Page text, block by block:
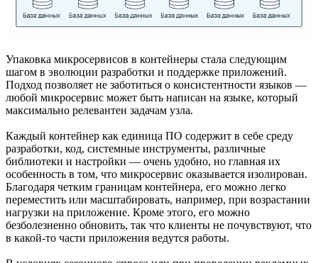
Упаковка микросервисов в контейнеры стала следующим
шагом в эволюции разработки и поддержке приложений.
Подход позволяет не заботиться о консистентности языков —
любой микросервис может быть написан на языке, который
максимально релевантен задачам узла.
Каждый контейнер как единица ПО содержит в себе среду
разработки, код, системные инструменты, различные
библиотеки и настройки — очень удобно, но главная их
особенность в том, что микросервис оказывается изолирован.
Благодаря четким границам контейнера, его можно легко
переместить или масштабировать, например, при возрастании
нагрузки на приложение. Кроме этого, его можно
безболезненно обновить, так что клиенты не почувствуют, что
в какой-то части приложения ведутся работы.